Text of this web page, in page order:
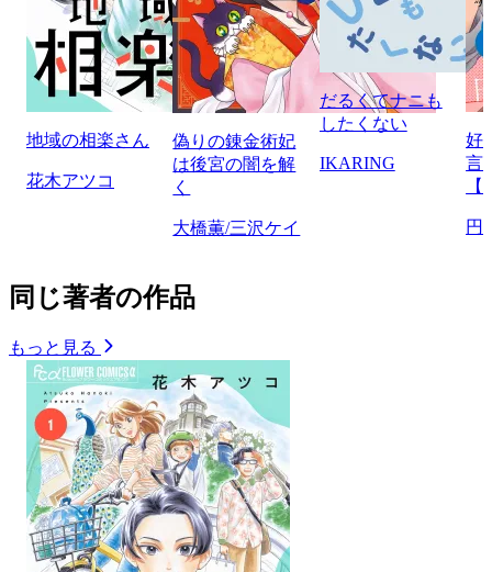
地域の相楽さん
花木アツコ
偽りの錬金術妃
は後宮の闇を解
く
大橋薫/三沢ケイ
だるくてナニも
したくない
IKARING
好
言
円
同じ著者の作品
もっと見る